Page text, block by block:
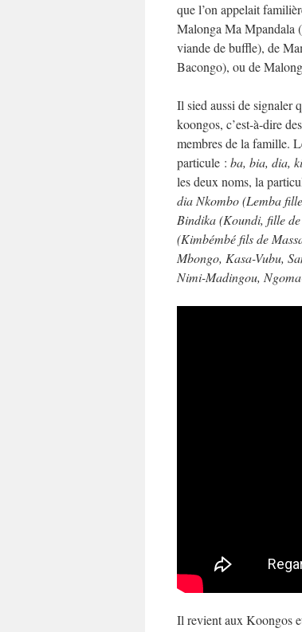
que l’on appelait
Malonga Ma Mpandala
viande de buffle), de
Bacongo), ou de
Il sied aussi de signaler
koongos, c’est-à-dire
membres de la famille.
particule : ba, bia, dia,
les deux noms, la
dia Nkombo (Lemba
Bindika (Koundi, fille
(Kimbémbé fils de
Mbongo, Kasa-Vubu,
Nimi-Madingou,
Il revient aux Koongos